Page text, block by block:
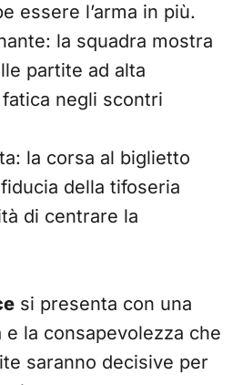
essere l’arma in più.
la squadra mostra
partite ad alta
negli scontri
la corsa al biglietto
della tifoseria
di centrare la
si presenta con una
la consapevolezza che
saranno decisive per